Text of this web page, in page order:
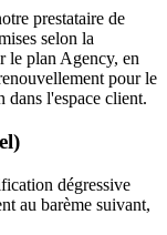
prestataire de
selon la
le plan Agency, en
pour le
dans l'espace client.
dégressive
au barème suivant,